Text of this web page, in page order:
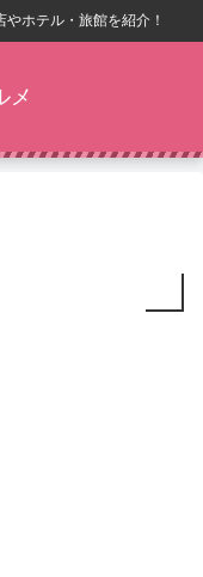
ホテル・旅館を紹介！
メ